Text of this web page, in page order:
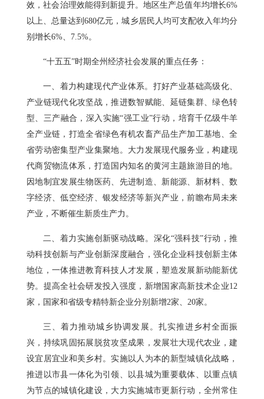
效，社会治理效能得到新提升。地区生产总值年均增长6%
以上、总量达到680亿元，城乡居民人均可支配收入年均分
别增长6%、7.5%。
“十五五”时期全州经济社会发展的重点任务：
一、着力构建现代产业体系。打好产业基础高级化、
产业链现代化攻坚战，推进数智赋能、延链集群、绿色转
型、三产融合，深入实施“强工业”行动，培育千亿级牛羊
全产业链，打造全省绿色有机农畜产品生产加工基地、全
省劳动密集型产业集聚地。大力发展现代服务业，构建现
代商贸物流体系，打造国内知名的黄河主题旅游目的地。
因地制宜发展生物医药、先进制造、新能源、新材料、数
字经济、低空经济、银发经济等新兴产业，前瞻布局未来
产业，不断催生新质生产力。
二、着力实施创新驱动战略。深化“强科技”行动，推
动科技创新与产业创新深度融合，强化企业科技创新主体
地位，一体推进教育科技人才发展，塑造发展新动能新优
势。提高全社会研发投入强度，新增国家高新技术企业12
家，国家和省级专精特新企业分别新增2家、20家。
三、着力推动城乡协调发展。扎实推进乡村全面振
兴，持续巩固拓展脱贫攻坚成果，发展壮大现代农业，建
设宜居宜业和美乡村。实施以人为本的新型城镇化战略，
推进以市县一体化为引领、以县城为重要载体、以重点镇
为节点的城镇化建设，大力实施城市更新行动，全州常住